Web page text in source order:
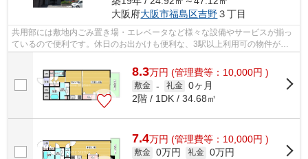
大阪府大阪市福島区吉野３丁目
共用部には敷地内ごみ置き場・エレベータなど様々な設備やサービスが揃っ
ているので便利です。休日のお出かけも便利な、3駅以上利用可の物件がお
すすめです。こちらは通風良好な物件で...
8.3万円 (管理費等：10,000円 )
敷金 - 礼金 0ヶ月
2階 / 1DK / 34.68㎡
7.4万円 (管理費等：10,000円 )
敷金 0万円 礼金 0万円